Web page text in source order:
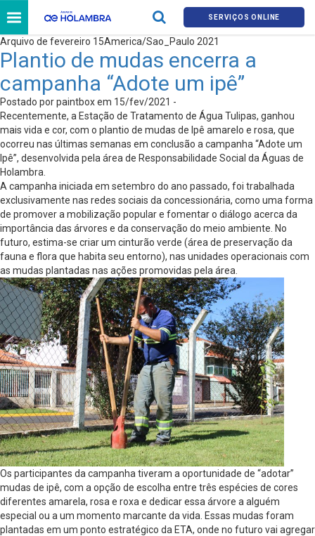
SERVIÇOS ONLINE
Arquivo de fevereiro 15America/Sao_Paulo 2021
Plantio de mudas encerra a
campanha “Adote um ipê”
Postado por paintbox em 15/fev/2021 -
Recentemente, a Estação de Tratamento de Água Tulipas, ganhou
mais vida e cor, com o plantio de mudas de Ipê amarelo e rosa, que
ocorreu nas últimas semanas em conclusão a campanha “Adote um
Ipê”, desenvolvida pela área de Responsabilidade Social da Águas de
Holambra.
A campanha iniciada em setembro do ano passado, foi trabalhada
exclusivamente nas redes sociais da concessionária, como uma forma
de promover a mobilização popular e fomentar o diálogo acerca da
importância das árvores e da conservação do meio ambiente. No
futuro, estima-se criar um cinturão verde (área de preservação da
fauna e flora que habita seu entorno), nas unidades operacionais com
as mudas plantadas nas ações promovidas pela área.
Os participantes da campanha tiveram a oportunidade de “adotar”
mudas de ipê, com a opção de escolha entre três espécies de cores
diferentes amarela, rosa e roxa e dedicar essa árvore a alguém
especial ou a um momento marcante da vida. Essas mudas foram
plantadas em um ponto estratégico da ETA, onde no futuro vai agregar